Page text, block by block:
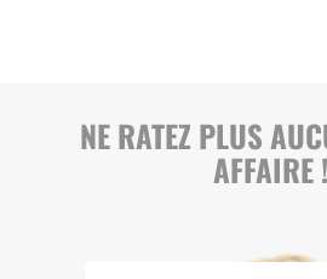
NE RATEZ PLUS
AFFAIRE !